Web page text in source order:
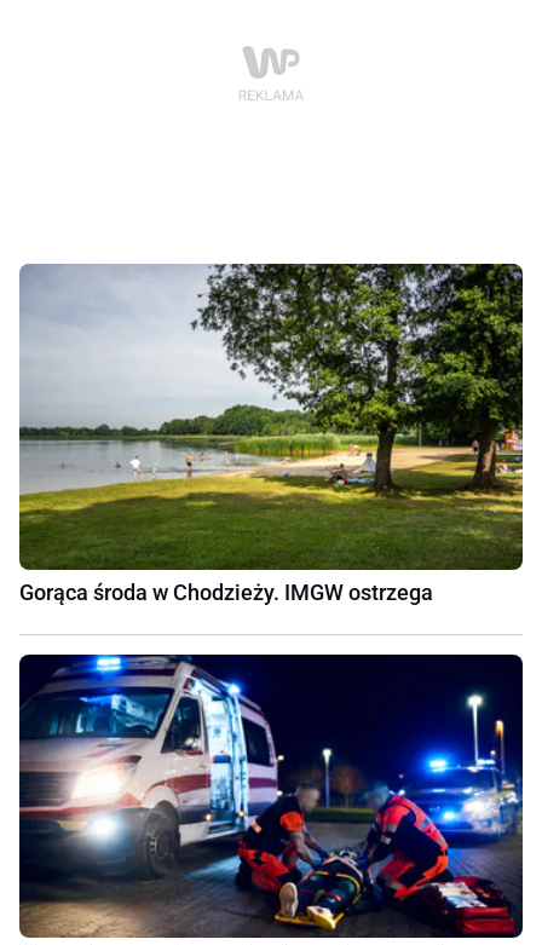
Gorąca środa w Chodzieży. IMGW ostrzega